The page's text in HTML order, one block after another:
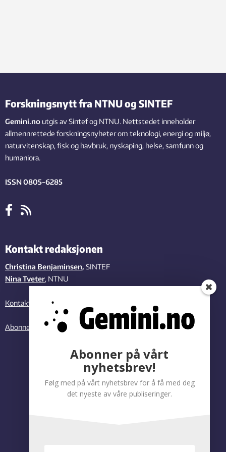
Forskningsnytt fra NTNU og SINTEF
Gemini.no utgis av Sintef og NTNU. Nettstedet inneholder
allmennrettede forskningsnyheter om teknologi, energi og miljø,
naturvitenskap, fisk og havbruk, nyskaping, helse, samfunn og
humaniora.
ISSN 0805-6285
Kontakt redaksjonen
Christina Benjaminsen, SINTEF
Nina Tveter, NTNU
Kontakt oss
Abonner på vårt nyhetsbrev
Abonner på vårt
nyhetsbrev!
Følg med på vårt nyhetsbrev for å få med deg
det nyeste av våre publiseringer.